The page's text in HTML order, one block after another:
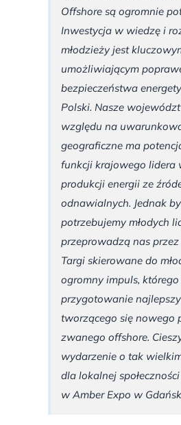
Offshore są ogromnie
Inwestycja w wiedzę i
młodzieży jest
umożliwiającym
bezpieczeństwa
Polski. Nasze
względu na
geograficzne ma
funkcji krajowego lidera
produkcji energii ze
odnawialnych. Jednak
potrzebujemy młodych
przeprowadzą nas przez
Targi skierowane do
ogromny impuls, którego
przygotowanie
tworzącego się nowego
zwanego offshore.
wydarzenie o tak
dla lokalnej
w Amber Expo w